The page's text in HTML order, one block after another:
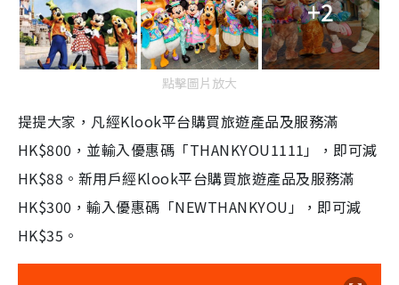
+2
點擊圖片放大
提提大家，凡經Klook平台購買旅遊產品及服務滿
HK$800，並輸入優惠碼「THANKYOU1111」，即可減
HK$88。新用戶經Klook平台購買旅遊產品及服務滿
HK$300，輸入優惠碼「NEWTHANKYOU」，即可減
HK$35。